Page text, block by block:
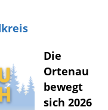
Die
Ortenau
bewegt
sich 2026